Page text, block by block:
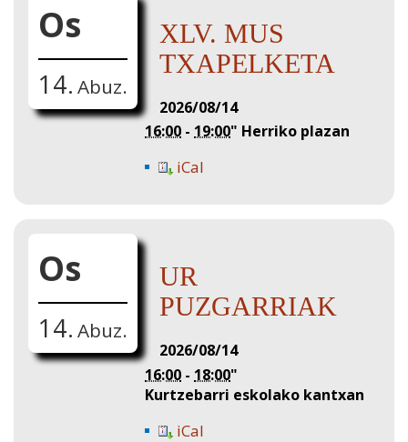
Os
14. Abuz.
XLV. MUS
TXAPELKETA
2026/08/14
16:00 - 19:00" Herriko plazan
iCal
Os
14. Abuz.
UR
PUZGARRIAK
2026/08/14
16:00 - 18:00"
Kurtzebarri eskolako kantxan
iCal